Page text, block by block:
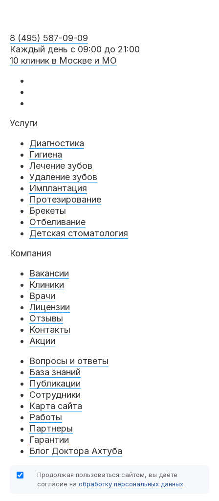
8 (495) 587-09-09
Каждый день с 09:00 до 21:00
10 клиник в Москве и МО
Услуги
Диагностика
Гигиена
Лечение зубов
Удаление зубов
Имплантация
Протезирование
Брекеты
Отбеливание
Детская стоматология
Компания
Вакансии
Клиники
Врачи
Лицензии
Отзывы
Контакты
Акции
Вопросы и ответы
База знаний
Публикации
Сотрудники
Карта сайта
Работы
Партнеры
Гарантии
Блог Доктора Ахтуба
Продолжая пользоваться сайтом, вы даёте
согласие на обработку персональных данных.